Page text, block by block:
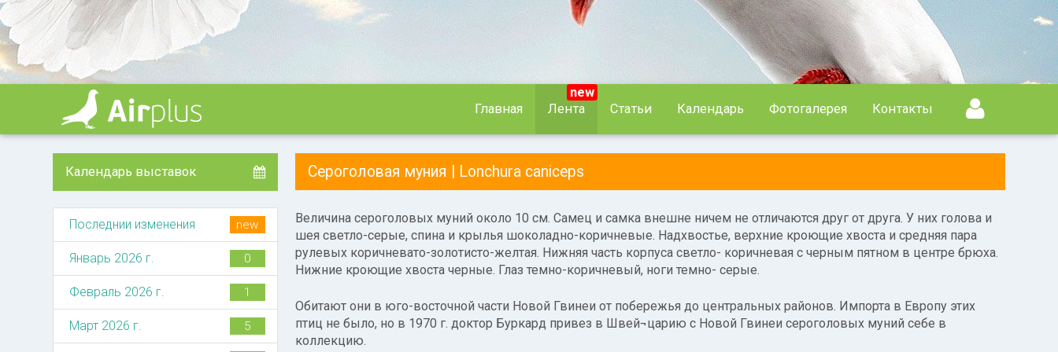
Главная Лента
new
Статьи
Календарь Фотогалерея Контакты
Календарь выставок
Последнии изменения new
Январь 2026 г. 0
Февраль 2026 г. 1
Март 2026 г. 5
Сероголовая муния | Lonchura caniceps
Величина сероголовых муний около 10 см. Самец и самка внешне ничем не отличаются друг от друга. У них голова и
шея светло-серые, спина и крылья шоколадно-коричневые. Надхвостье, верхние кроющие хвоста и средняя пара
рулевых коричневато-золотисто-желтая. Нижняя часть корпуса светло- коричневая с черным пятном в центре брюха.
Нижние кроющие хвоста черные. Глаз темно-коричневый, ноги темно- серые.
Обитают они в юго-восточной части Новой Гвинеи от побережья до центральных районов. Импорта в Европу этих
птиц не было, но в 1970 г. доктор Буркард привез в Швей¬царию с Новой Гвинеи сероголовых муний себе в
коллекцию.